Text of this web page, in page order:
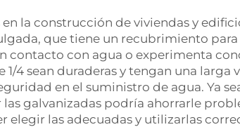
la construcción de viviendas y
que tiene un recubrimiento
con agua o experimenta
4 sean duraderas y tengan una larga
en el suministro de agua. Ya
galvanizadas podría ahorrarle
las adecuadas y utilizarlas